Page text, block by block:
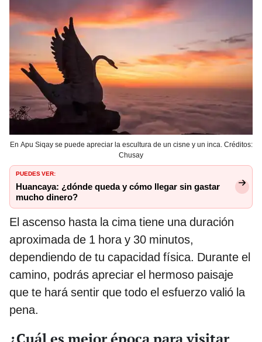
En Apu Siqay se puede apreciar la escultura de un cisne y un inca. Créditos:
Chusay
PUEDES VER:
Huancaya: ¿dónde queda y cómo llegar sin gastar
mucho dinero?
El ascenso hasta la cima tiene una duración
aproximada de 1 hora y 30 minutos,
dependiendo de tu capacidad física. Durante el
camino, podrás apreciar el hermoso paisaje
que te hará sentir que todo el esfuerzo valió la
pena.